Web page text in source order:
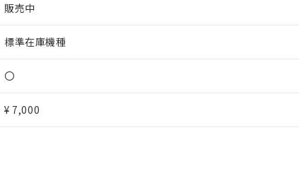
販売中
標準在庫機種
〇
¥ 7,000